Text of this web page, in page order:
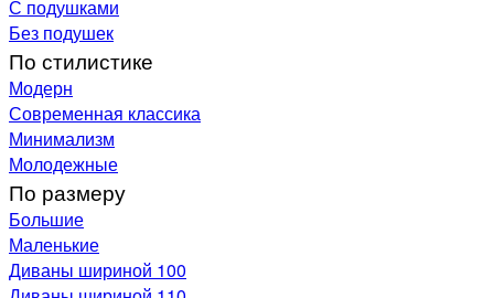
С подушками
Без подушек
По стилистике
Модерн
Современная классика
Минимализм
Молодежные
По размеру
Большие
Маленькие
Диваны шириной 100